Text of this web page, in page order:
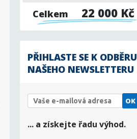
Celkem 22 000 Kč
PŘIHLASTE SE K ODBĚRU
NAŠEHO NEWSLETTERU
OK
... a získejte řadu výhod.